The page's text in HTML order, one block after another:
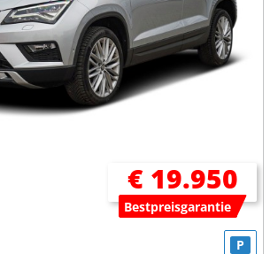
€ 19.950
Bestpreisgarantie
P